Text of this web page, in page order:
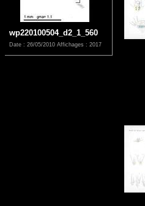
wp220100504_d2_1_560
Date : 26/05/2010 Affichages : 2017